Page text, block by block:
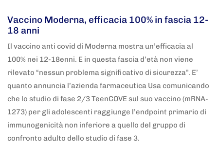
Vaccino Moderna, efficacia 100% in fascia 12-
18 anni
Il vaccino anti covid di Moderna mostra un’efficacia al
100% nei 12-18enni. E in questa fascia d’età non viene
rilevato “nessun problema significativo di sicurezza”. E’
quanto annuncia l’azienda farmaceutica Usa comunicando
che lo studio di fase 2/3 TeenCOVE sul suo vaccino (mRNA-
1273) per gli adolescenti raggiunge l’endpoint primario di
immunogenicità non inferiore a quello del gruppo di
confronto adulto dello studio di fase 3.